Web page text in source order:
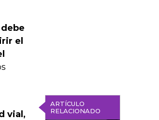
el
ARTÍCULO
RELACIONADO
vial,